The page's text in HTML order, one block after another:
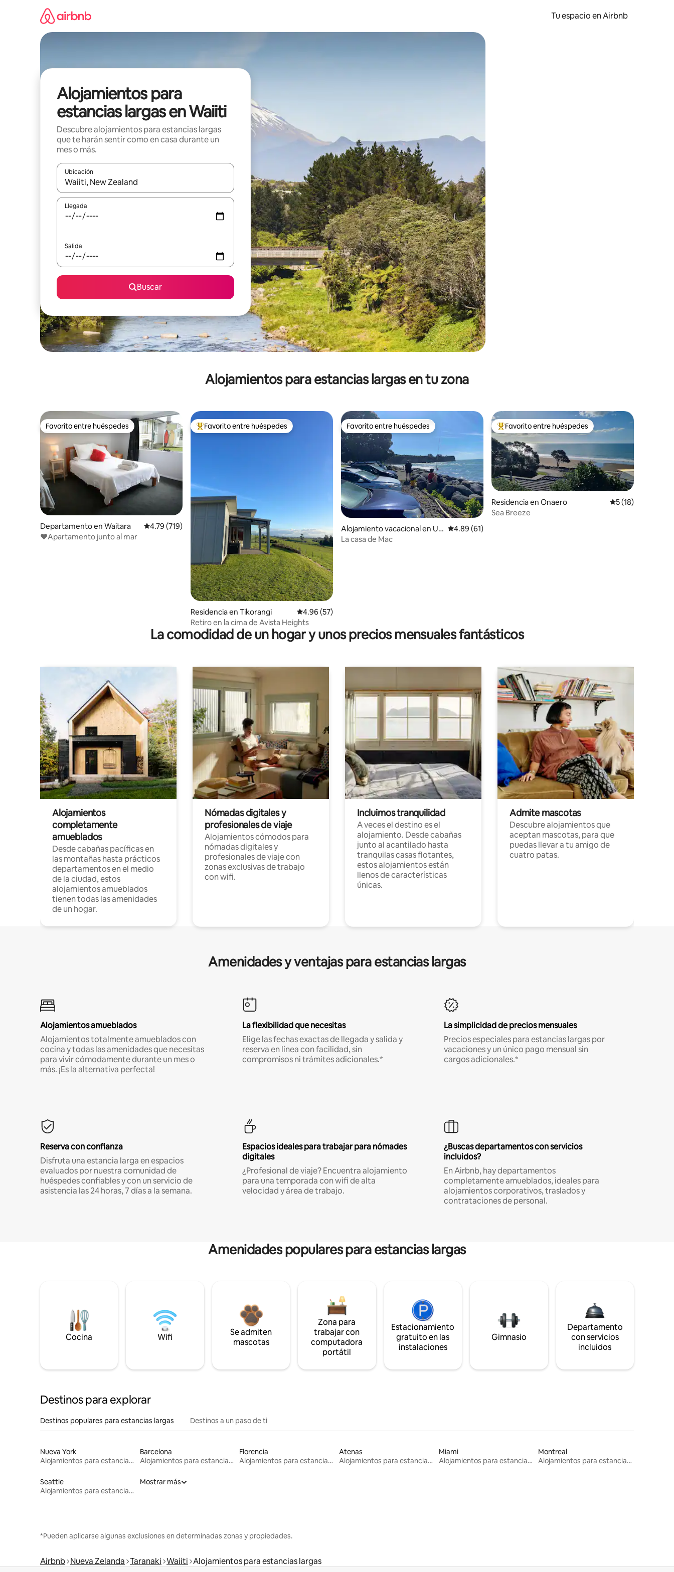
Tu espacio en Airbnb
Alojamientos para
estancias largas en Waiiti
Descubre alojamientos para estancias largas
que te harán sentir como en casa durante un
mes o más.
Ubicación
Cuando los resultados estén disponibles, podrás navegar usando las teclas de las flechas hacia arriba y hacia abajo, o bien tocando y deslizando la pantalla.
Llegada
Salida
Buscar
Alojamientos para estancias largas en tu zona
Favorito entre huéspedes
Favorito entre huéspedes
Departamento en Waitara Calificación promedio: 4.79 de 5; 719 evaluaciones
4.79 (719)
❤️Apartamento junto al mar
De los mejores en Favorito entre huéspedes
Favorito entre huéspedes
Residencia en Tikorangi Calificación promedio: 4.96 de 5; 57 evaluaciones
4.96 (57)
Retiro en la cima de Avista Heights
Favorito entre huéspedes
Favorito entre huéspedes
Alojamiento vacacional en Ur
enui
Calificación promedio: 4.89 de 5; 61 evaluaciones
4.89 (61)
La casa de Mac
De los mejores en Favorito entre huéspedes
Favorito entre huéspedes
Residencia en Onaero Calificación
5 (18)
Sea Breeze
La comodidad de un hogar y unos precios mensuales fantásticos
Alojamientos
completamente
amueblados
Desde cabañas pacíficas en
las montañas hasta prácticos
departamentos en el medio
de la ciudad, estos
alojamientos amueblados
tienen todas las amenidades
de un hogar.
Nómadas digitales y
profesionales de viaje
Alojamientos cómodos para
nómadas digitales y
profesionales de viaje con
zonas exclusivas de trabajo
con wifi.
Incluimos tranquilidad
A veces el destino es el
alojamiento. Desde cabañas
junto al acantilado hasta
tranquilas casas flotantes,
estos alojamientos están
llenos de características
únicas.
Admite mascotas
Descubre alojamientos que
aceptan mascotas, para que
puedas llevar a tu amigo de
cuatro patas.
Amenidades y ventajas para estancias largas
Alojamientos amueblados
Alojamientos totalmente amueblados con
cocina y todas las amenidades que necesitas
para vivir cómodamente durante un mes o
más. ¡Es la alternativa perfecta!
La flexibilidad que necesitas
Elige las fechas exactas de llegada y salida y
reserva en línea con facilidad, sin
compromisos ni trámites adicionales.*
La simplicidad de precios mensuales
Precios especiales para estancias largas por
vacaciones y un único pago mensual sin
cargos adicionales.*
Reserva con confianza
Disfruta una estancia larga en espacios
evaluados por nuestra comunidad de
huéspedes confiables y con un servicio de
asistencia las 24 horas, 7 días a la semana.
Espacios ideales para trabajar para nómades
digitales
¿Profesional de viaje? Encuentra alojamiento
para una temporada con wifi de alta
velocidad y área de trabajo.
¿Buscas departamentos con servicios
incluidos?
En Airbnb, hay departamentos
completamente amueblados, ideales para
alojamientos corporativos, traslados y
contrataciones de personal.
Amenidades populares para estancias largas
Cocina Wifi
Se admiten
mascotas
Zona para
trabajar con
computadora
portátil
Estacionamiento
gratuito en las
instalaciones
Gimnasio
Departamento
con servicios
incluidos
Destinos para explorar
Destinos populares para estancias largas Destinos a un paso de ti
Nueva York
Alojamientos para estancias largas
Barcelona
Alojamientos para estancias largas
Florencia
Alojamientos para estancias largas
Atenas
Alojamientos para estancias largas
Miami
Alojamientos para estancias largas
Montreal
Alojamientos para estancias largas
Seattle
Alojamientos para estancias largas
Mostrar más
*Pueden aplicarse algunas exclusiones en determinadas zonas y propiedades.
Airbnb Nueva Zelanda Taranaki Waiiti Alojamientos para estancias largas